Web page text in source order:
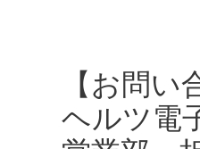
【お問い
ヘルツ電